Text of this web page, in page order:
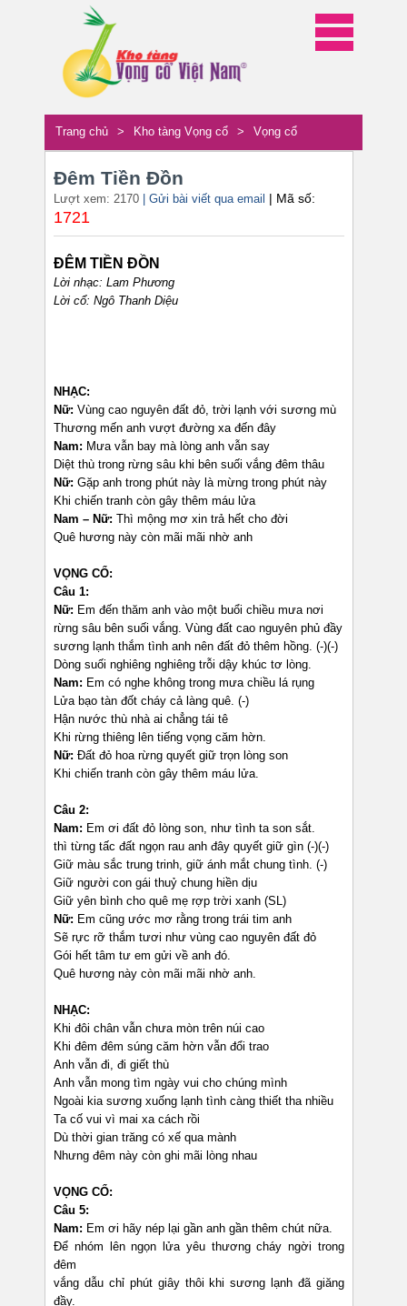
Trang chủ > Kho tàng Vọng cổ > Vọng cổ
Đêm Tiền Đồn
Lượt xem: 2170 | Gửi bài viết qua email | Mã số:
1721
ĐÊM TIỀN ĐỒN
Lời nhạc: Lam Phương
Lời cổ: Ngô Thanh Diệu
NHẠC:
Nữ: Vùng cao nguyên đất đỏ, trời lạnh với sương mù
Thương mến anh vượt đường xa đến đây
Nam: Mưa vẫn bay mà lòng anh vẫn say
Diệt thù trong rừng sâu khi bên suối vắng đêm thâu
Nữ: Gặp anh trong phút này là mừng trong phút này
Khi chiến tranh còn gây thêm máu lửa
Nam – Nữ: Thì mộng mơ xin trả hết cho đời
Quê hương này còn mãi mãi nhờ anh
VỌNG CỔ:
Câu 1:
Nữ: Em đến thăm anh vào một buổi chiều mưa nơi
rừng sâu bên suối vắng. Vùng đất cao nguyên phủ đầy
sương lạnh thắm tình anh nên đất đỏ thêm hồng. (-)(-)
Dòng suối nghiêng nghiêng trỗi dậy khúc tơ lòng.
Nam: Em có nghe không trong mưa chiều lá rụng
Lửa bạo tàn đốt cháy cả làng quê. (-)
Hận nước thù nhà ai chẳng tái tê
Khi rừng thiêng lên tiếng vọng căm hờn.
Nữ: Đất đỏ hoa rừng quyết giữ trọn lòng son
Khi chiến tranh còn gây thêm máu lửa.
Câu 2:
Nam: Em ơi đất đỏ lòng son, như tình ta son sắt.
thì từng tấc đất ngọn rau anh đây quyết giữ gìn (-)(-)
Giữ màu sắc trung trinh, giữ ánh mắt chung tình. (-)
Giữ người con gái thuỷ chung hiền dịu
Giữ yên bình cho quê mẹ rợp trời xanh (SL)
Nữ: Em cũng ước mơ rằng trong trái tim anh
Sẽ rực rỡ thắm tươi như vùng cao nguyên đất đỏ
Gói hết tâm tư em gửi về anh đó.
Quê hương này còn mãi mãi nhờ anh.
NHẠC:
Khi đôi chân vẫn chưa mòn trên núi cao
Khi đêm đêm súng căm hờn vẫn đổi trao
Anh vẫn đi, đi giết thù
Anh vẫn mong tìm ngày vui cho chúng mình
Ngoài kia sương xuống lạnh tình càng thiết tha nhiều
Ta cố vui vì mai xa cách rồi
Dù thời gian trăng có xế qua mành
Nhưng đêm này còn ghi mãi lòng nhau
VỌNG CỔ:
Câu 5:
Nam: Em ơi hãy nép lại gần anh gần thêm chút nữa.
Để nhóm lên ngọn lửa yêu thương cháy ngời trong
đêm
vắng dẫu chỉ phút giây thôi khi sương lạnh đã giăng
đầy.